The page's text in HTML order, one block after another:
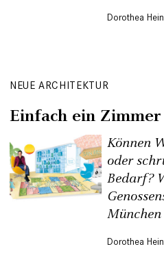
Dorothea
NEUE ARCHITEKTUR
Einfach ein
Können
oder
Bedarf?
München
Dorothea